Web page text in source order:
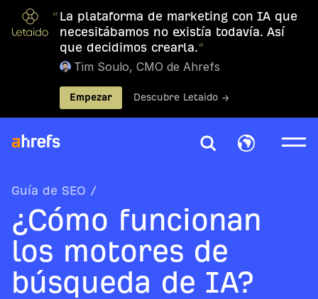
“ La plataforma de marketing con IA que
necesitábamos no existía todavía. Así
que decidimos crearla.”
Tim Soulo, CMO de Ahrefs
Empezar Descubre Letaido →
Guía de SEO /
¿Cómo funcionan
los motores de
búsqueda de IA?